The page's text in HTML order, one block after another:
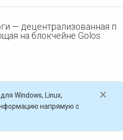
— децентрализованная п
на блокчейне Golos
×
Windows, Linux,
напрямую с